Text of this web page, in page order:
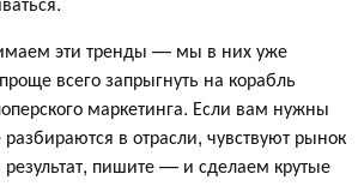
эти тренды — мы в них уже
всего запрыгнуть на корабль
маркетинга. Если вам нужны
в отрасли, чувствуют рынок
пишите — и сделаем крутые